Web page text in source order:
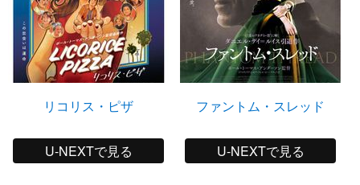
リコリス・ピザ
U-NEXTで見る
ファントム・スレッド
U-NEXTで見る